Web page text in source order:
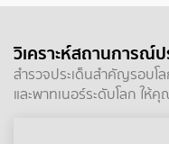
วิเคราะห์สถานการณ์ป
สำรวจประเด็นสำคัญรอบโ
และพาทเนอร์ระดับโลก ให้